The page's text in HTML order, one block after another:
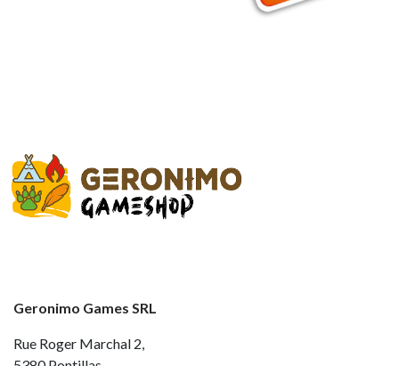
Geronimo Games SRL
Rue Roger Marchal 2,